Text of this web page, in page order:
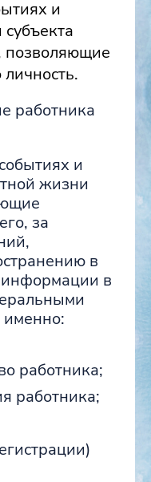
и
позволяющие
работника
и
жизни
за
в
информации в
именно:
работника;
работника;